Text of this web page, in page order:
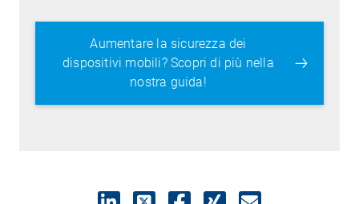
Aumentare la sicurezza dei
dispositivi mobili? Scopri di più nella
nostra guida!